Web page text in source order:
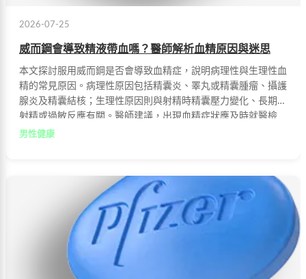
2026-07-25
威而鋼會導致精液帶血嗎？醫師解析血精原因與迷思
本文探討服用威而鋼是否會導致血精症，說明病理性與生理性血
精的常見原因。病理性原因包括精囊炎、睪丸或精囊腫瘤、攝護
腺炎及精囊結核；生理性原因則與射精時精囊壓力變化、長期無
射精或過敏反應有關。醫師建議，出現血精症狀應及時就醫檢
查。
男性健康